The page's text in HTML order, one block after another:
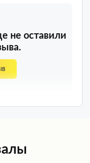
не оставили